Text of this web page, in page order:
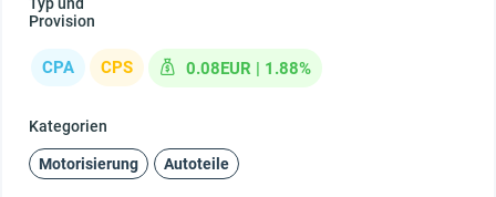
Provision
CPA CPS 0.08EUR | 1.88%
Kategorien
Motorisierung Autoteile